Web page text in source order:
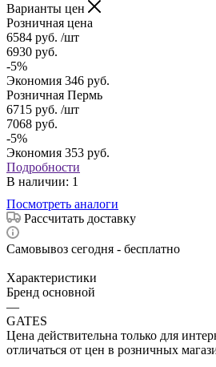
Варианты цен
Розничная цена
6584 руб. /шт
6930 руб.
-5%
Экономия 346 руб.
Розничная Пермь
6715 руб. /шт
7068 руб.
-5%
Экономия 353 руб.
Подробности
В наличии: 1
Посмотреть аналоги
Рассчитать доставку
Самовывоз сегодня - бесплатно
Характеристики
Бренд основной
—
GATES
Цена действительна только для
отличаться от цен в розничных